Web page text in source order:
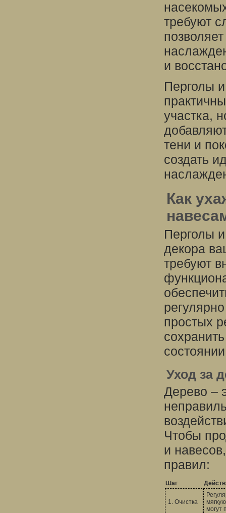
требуют
и
Перголы
участка,
тени и
создать
Как
Перголы
декора
требуют
простых
Уход за
Дерево –
Чтобы
и
правил:
Шаг
1. Очистка
могут